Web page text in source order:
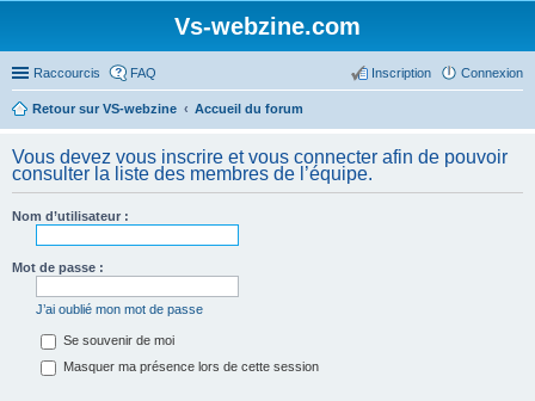
Vs-webzine.com
Raccourcis FAQ Connexion
Inscription
Retour sur VS-webzine Accueil du forum
Vous devez vous inscrire et vous connecter afin de pouvoir
consulter la liste des membres de l’équipe.
Nom d’utilisateur :
Mot de passe :
J’ai oublié mon mot de passe
Se souvenir de moi
Masquer ma présence lors de cette session